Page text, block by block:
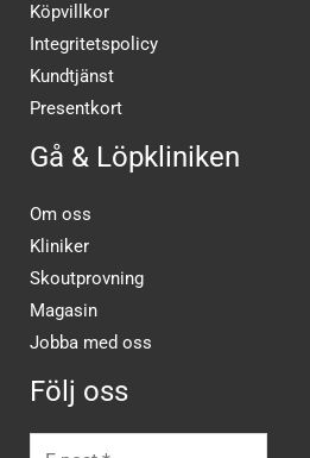
Köpvillkor
Integritetspolicy
Kundtjänst
Presentkort
Gå & Löpkliniken
Om oss
Kliniker
Skoutprovning
Magasin
Jobba med oss
Följ oss